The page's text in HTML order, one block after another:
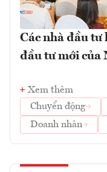
Các nhà đầu tư
đầu tư mới của
Xem thêm
Chuyển động
Doanh nhân